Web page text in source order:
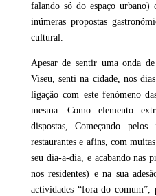
falando só do espaço
inúmeras propostas
cultural.
Apesar de sentir uma onda
Viseu, senti na cidade, nos
ligação com este fenómeno
mesma. Como elemento
dispostas, Começando pelos
restaurantes e afins, com
seu dia-a-dia, e acabando nas
nos residentes) e na sua
actividades “fora do